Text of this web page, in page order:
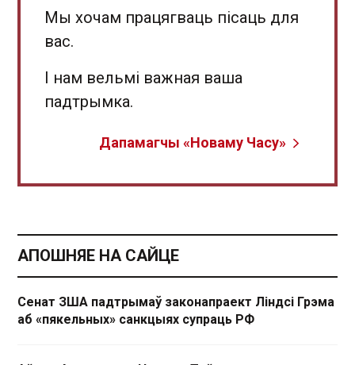
Мы хочам працягваць пісаць для
вас.
І нам вельмі важная ваша
падтрымка.
Дапамагчы «Новаму Часу»
АПОШНЯЕ НА САЙЦЕ
Сенат ЗША падтрымаў законапраект Ліндсі Грэма
аб «пякельных» санкцыях супраць РФ